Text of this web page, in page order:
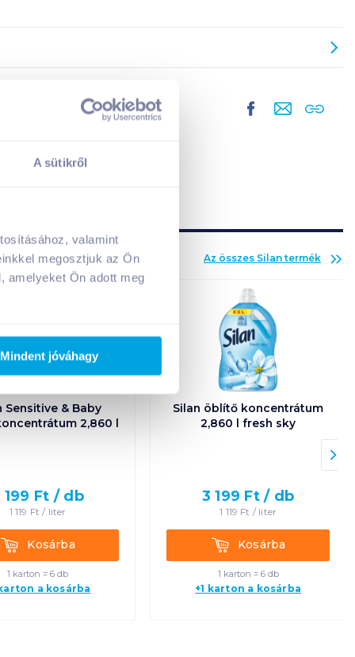
A sütikről
valamint
megosztjuk az Ön
amelyeket Ön adott meg
Mindent jóváhagy
A kosarad jelenleg üres.
Az összes Silan termék
Sensitive & Baby
2,860 l
199 Ft / db
1 119 Ft / liter
KosárbaKosárba
1 karton = 6 db
karton a kosárba
Silan öblítő koncentrátum
2,860 l fresh sky
3 199 Ft / db
1 119 Ft / liter
KosárbaKosárba
1 karton = 6 db
+1 karton a kosárba